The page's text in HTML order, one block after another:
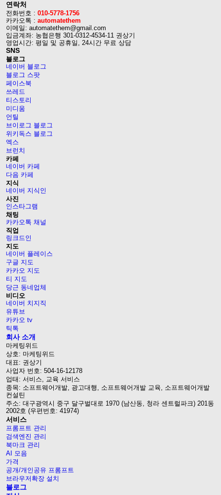
연락처
전화번호 : 010-5778-1756
카카오톡 : automatethem
이메일: automatethem@gmail.com
입금계좌: 농협은행 301-0312-4534-11 권상기
영업시간: 평일 및 공휴일, 24시간 무료 상담
SNS
블로그
네이버 블로그
블로그 스팟
페이스북
쓰레드
티스토리
미디움
언틸
브이로그 블로그
위키독스 블로그
엑스
브런치
카페
네이버 카페
다음 카페
지식
네이버 지식인
사진
인스타그램
채팅
카카오톡 채널
직업
링크드인
지도
네이버 플레이스
구글 지도
카카오 지도
티 지도
당근 동네업체
비디오
네이버 치지직
유튜브
카카오 tv
틱톡
회사 소개
마케팅위드
상호: 마케팅위드
대표: 권상기
사업자 번호: 504-16-12178
업태: 서비스, 교육 서비스
종목: 소프트웨어개발, 광고대행, 소프트웨어개발 교육, 소프트웨어개발
컨설틴
주소: 대구광역시 중구 달구벌대로 1970 (남산동, 청라 센트럴파크) 201동
2002호 (우편번호: 41974)
서비스
프롬프트 관리
검색엔진 관리
북마크 관리
AI 모음
가격
공개/개인공유 프롬프트
브라우저확장 설치
블로그